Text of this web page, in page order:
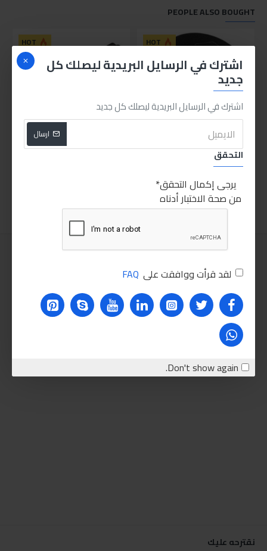
اشترك في الرسايل البريدية ليصلك كل
جديد
اشترك في الرسايل البريدية ليصلك كل جديد
ارسال
التحقق
يرجى إكمال التحقق
من صحة الاختبار أدناه
لقد قرأت ووافقت على FAQ
Don't show again.
PEOPLE ALSO BOUGHT
HOT
مفتاح فلتر حشو تويوتا
400.00LE
اضافة للسلة
HOT
قلم اختبار زيت الفرامل
نقترحه عليك